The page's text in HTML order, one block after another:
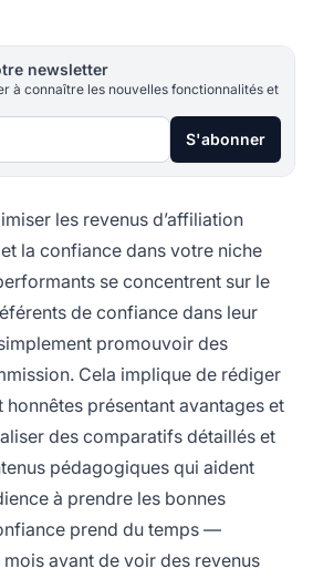
newsletter
à connaître les nouvelles fonctionnalités et
S'abonner
les revenus d’affiliation
la confiance dans votre niche
se concentrent sur le
de confiance dans leur
promouvoir des
Cela implique de rédiger
présentant avantages et
des comparatifs détaillés et
pédagogiques qui aident
à prendre les bonnes
prend du temps —
avant de voir des revenus